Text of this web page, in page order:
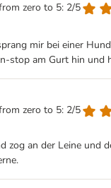
zero to 5: 2/5
mir bei einer
stop am Gurt hin
zero to 5: 2/5
zog an der Leine und